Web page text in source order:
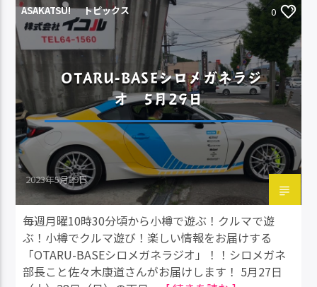
ASAKATSU! トピックス 0
OTARU-BASEシロメガネラジ
オ 5月29日
2023年5月29日
毎週月曜10時30分頃から小樽で遊ぶ！クルマで遊
ぶ！小樽でクルマ遊び！楽しい情報をお届けする
「OTARU-BASEシロメガネラジオ」！！シロメガネ
部長こと佐々木康道さんがお届けします！ 5月27日